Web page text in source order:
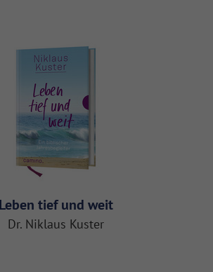
Leben tief und weit
Dr. Niklaus Kuster